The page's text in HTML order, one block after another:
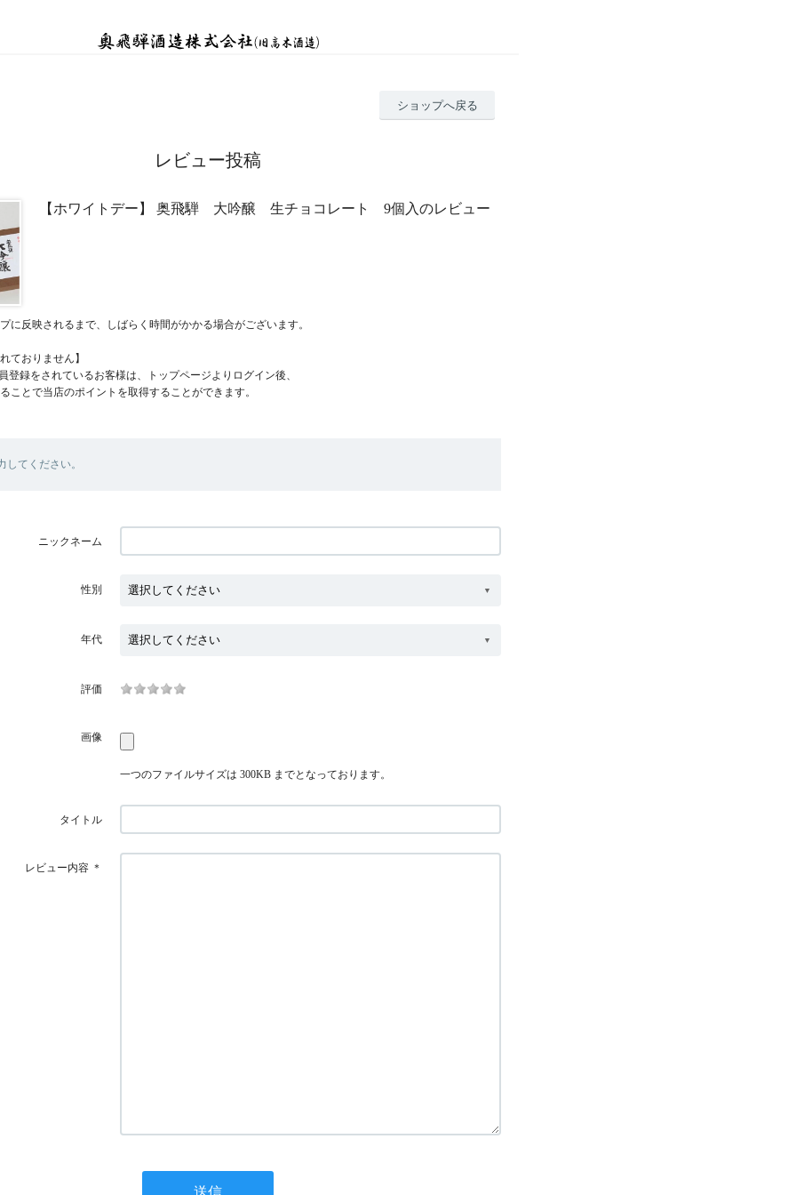
ショップへ戻る
レビュー投稿
【ホワイトデー】 奥飛騨 大吟醸 生チョコレート 9個入のレビュー
に反映されるまで、しばらく時間がかかる場合がございます。
ておりません】
登録をされているお客様は、トップページよりログイン後、
ことで当店のポイントを取得することができます。
してください。
ニックネーム
性別
年代
評価
画像
一つのファイルサイズは 300KB までとなっております。
タイトル
レビュー内容 ＊